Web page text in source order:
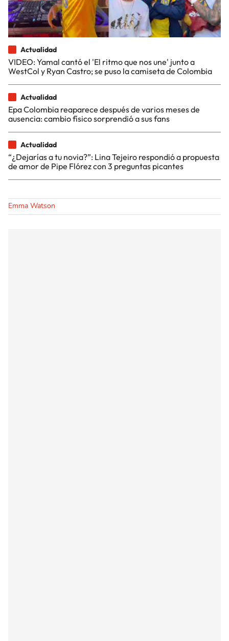
Actualidad
VIDEO: Yamal cantó el 'El ritmo que nos une' junto a
WestCol y Ryan Castro; se puso la camiseta de Colombia
Actualidad
Epa Colombia reaparece después de varios meses de
ausencia: cambio físico sorprendió a sus fans
Actualidad
“¿Dejarías a tu novia?”: Lina Tejeiro respondió a propuesta
de amor de Pipe Flórez con 3 preguntas picantes
Emma Watson